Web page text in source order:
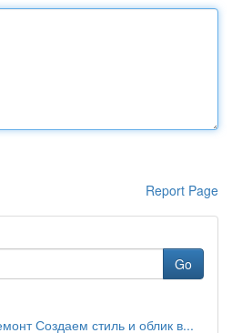
Report Page
Go
Создаем стиль и облик в...